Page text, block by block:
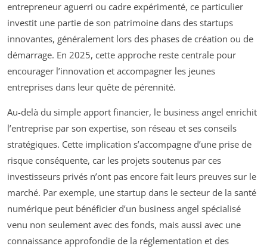
entrepreneur aguerri ou cadre expérimenté, ce particulier
investit une partie de son patrimoine dans des startups
innovantes, généralement lors des phases de création ou de
démarrage. En 2025, cette approche reste centrale pour
encourager l’innovation et accompagner les jeunes
entreprises dans leur quête de pérennité.
Au-delà du simple apport financier, le business angel enrichit
l’entreprise par son expertise, son réseau et ses conseils
stratégiques. Cette implication s’accompagne d’une prise de
risque conséquente, car les projets soutenus par ces
investisseurs privés n’ont pas encore fait leurs preuves sur le
marché. Par exemple, une startup dans le secteur de la santé
numérique peut bénéficier d’un business angel spécialisé
venu non seulement avec des fonds, mais aussi avec une
connaissance approfondie de la réglementation et des